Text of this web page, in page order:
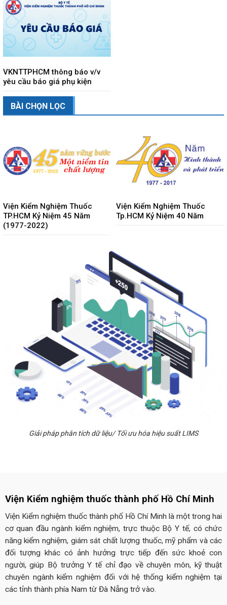
VKNTTPHCM thông báo v/v
yêu cầu báo giá phụ kiện
BÀI CHỌN LỌC
Viện Kiểm Nghiệm Thuốc
TP.HCM Kỷ Niệm 45 Năm
(1977-2022)
Viện Kiểm Nghiệm Thuốc
Tp.HCM Kỷ Niệm 40 Năm
Giải pháp phân tích dữ liệu/ Tối ưu hóa hiệu suất LIMS
Viện Kiểm nghiệm thuốc thành phố Hồ Chí Minh
Viện Kiểm nghiệm thuốc thành phố Hồ Chí Minh là một trong hai
cơ quan đầu ngành kiểm nghiệm, trực thuộc Bộ Y tế, có chức
năng kiểm nghiệm, giám sát chất lượng thuốc, mỹ phẩm và các
đối tượng khác có ảnh hưởng trực tiếp đến sức khoẻ con
người, giúp Bộ trưởng Y tế chỉ đạo về chuyên môn, kỹ thuật
chuyên ngành kiểm nghiệm đối với hệ thống kiểm nghiệm tại
các tỉnh thành phía Nam từ Đà Nẵng trở vào.